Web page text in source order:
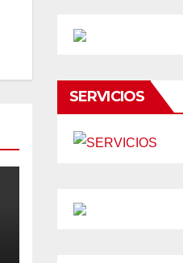
SERVICIOS